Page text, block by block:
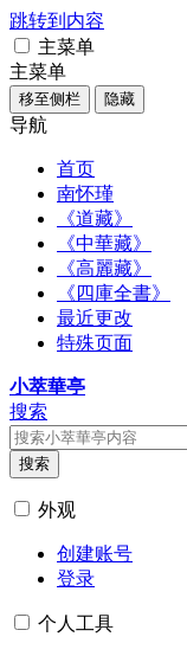
跳转到内容
主菜单
主菜单
移至侧栏 隐藏
导航
首页
南怀瑾
《道藏》
《中華藏》
《高麗藏》
《四庫全書》
最近更改
特殊页面
小萃華亭
搜索
搜索
外观
创建账号
登录
个人工具